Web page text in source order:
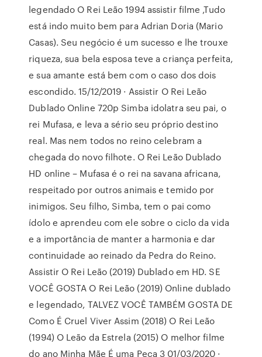
legendado O Rei Leão 1994 assistir filme ,Tudo
está indo muito bem para Adrian Doria (Mario
Casas). Seu negócio é um sucesso e lhe trouxe
riqueza, sua bela esposa teve a criança perfeita,
e sua amante está bem com o caso dos dois
escondido. 15/12/2019 · Assistir O Rei Leão
Dublado Online 720p Simba idolatra seu pai, o
rei Mufasa, e leva a sério seu próprio destino
real. Mas nem todos no reino celebram a
chegada do novo filhote. O Rei Leão Dublado
HD online – Mufasa é o rei na savana africana,
respeitado por outros animais e temido por
inimigos. Seu filho, Simba, tem o pai como
ídolo e aprendeu com ele sobre o ciclo da vida
e a importância de manter a harmonia e dar
continuidade ao reinado da Pedra do Reino.
Assistir O Rei Leão (2019) Dublado em HD. SE
VOCÊ GOSTA O Rei Leão (2019) Online dublado
e legendado, TALVEZ VOCÊ TAMBÉM GOSTA DE
Como É Cruel Viver Assim (2018) O Rei Leão
(1994) O Leão da Estrela (2015) O melhor filme
do ano Minha Mãe É uma Peça 3 01/03/2020 ·